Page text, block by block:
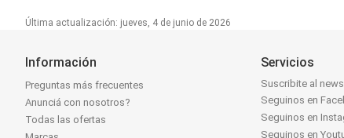
Última actualización: jueves, 4 de junio de 2026
Información
Preguntas más frecuentes
Anunciá con nosotros?
Todas las ofertas
Servicios
Suscribite al
Seguinos en
Seguinos en
Seguinos en